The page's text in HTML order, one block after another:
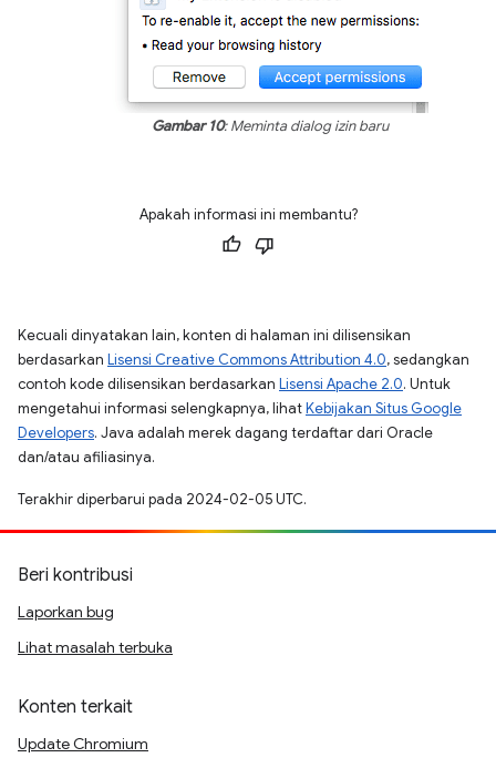
Gambar 10: Meminta dialog izin baru
Apakah informasi ini membantu?
Kecuali dinyatakan lain, konten di halaman ini dilisensikan
berdasarkan Lisensi Creative Commons Attribution 4.0, sedangkan
contoh kode dilisensikan berdasarkan Lisensi Apache 2.0. Untuk
mengetahui informasi selengkapnya, lihatKebijakan Situs Google
Developers. Java adalah merek dagang terdaftar dari Oracle
dan/atau afiliasinya.
Terakhir diperbarui pada 2024-02-05 UTC.
Beri kontribusi
Laporkan bug
Lihat masalah terbuka
Konten terkait
Update Chromium